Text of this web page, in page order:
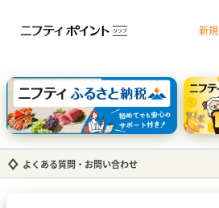
新
dカード 九州カードNEXT JCB
三井住友カード ゴールド（NL）（家族カー
【実質初月無料】DMM | Disney+(ディズニ
よくある質問・お問い合わせ